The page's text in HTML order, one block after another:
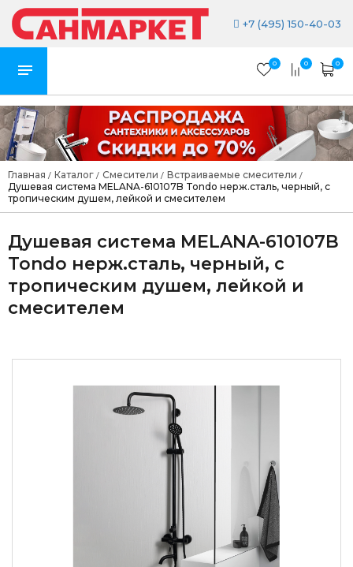
+7 (495) 150-40-03
0 0 0
Главная / Каталог / Смесители / Встраиваемые смесители /
Душевая система MELANA-610107B Tondo нерж.сталь, черный, с
тропическим душем, лейкой и смесителем
Душевая система MELANA-610107B
Tondo нерж.сталь, черный, с
тропическим душем, лейкой и
смесителем